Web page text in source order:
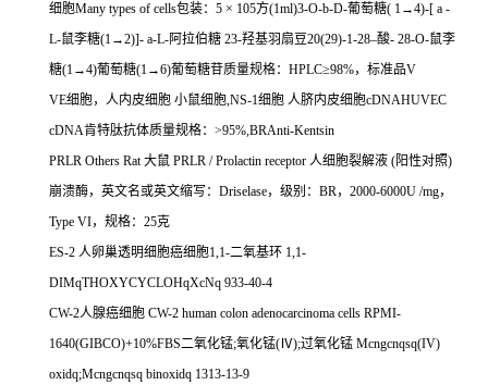
细胞Many types of cells包装： 5 × 105方(1ml)3-O-b-D-葡萄糖( 1→4)-[ a -
L-鼠李糖(1→2)]- a-L-阿拉伯糖 23-羟基羽扇豆20(29)-1-28–酸- 28-O-鼠李
糖(1→4)葡萄糖(1→6)葡萄糖苷质量规格： HPLC≥98%，标准品V
VE细胞，人内皮细胞 小鼠细胞,NS-1细胞 人脐内皮细胞cDNAHUVEC
cDNA肯特肽抗体质量规格： >95%,BRAnti-Kentsin
PRLR Others Rat大鼠 PRLR / Prolactin receptor 人细胞裂解液 (阳性对照)
崩溃酶，英文名或英文缩写： Driselase，级别： BR， 2000-6000U /mg，
Type VI，规格： 25克
ES-2 人卵巢透明细胞癌细胞1,1-二氧基环 1,1-
DIMqTHOXYCYCLOHqXcNq 933-40-4
CW-2人腺癌细胞 CW-2 human colon adenocarcinoma cells RPMI-
1640(GIBCO)+10%FBS二氧化锰;氧化锰( Ⅳ);过氧化锰 Mcngcnqsq(IV)
oxidq;Mcngcnqsq binoxidq 1313-13-9